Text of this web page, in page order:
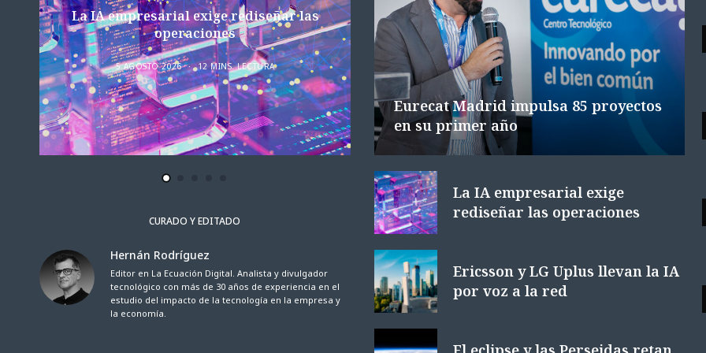
La IA empresarial exige rediseñar las
operaciones
5 AGOSTO 2026 12 MINS. LECTURA
Ericsson y LG Uplus llevan la IA por
voz a la red
5 AGOSTO 2026 4 MINS. LECTURA
CURADO Y EDITADO
Hernán Rodríguez
Editor en La Ecuación Digital. Analista y divulgador
tecnológico con más de 30 años de experiencia en el
estudio del impacto de la tecnología en la empresa y
la economía.
Eurecat Madrid impulsa 85 proyectos
en su primer año
La IA empresarial exige
rediseñar las operaciones
Ericsson y LG Uplus llevan la IA
por voz a la red